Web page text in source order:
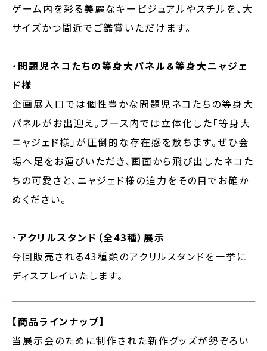
ゲーム内を彩る美麗なキービジュアルやスチルを、大
サイズかつ間近でご鑑賞いただけます。
・ 問題児ネコたちの等身大パネル＆等身大ニャジェ
ド様
企画展入口では個性豊かな問題児ネコたちの等身大
パネルがお出迎え。ブース内では立体化した「等身大
ニャジェド様」が圧倒的な存在感を放ちます。ぜひ会
場へ足をお運びいただき、画面から飛び出したネコた
ちの可愛さと、ニャジェド様の迫力をその目でお確か
めください。
・ アクリルスタンド（全43種）展示
今回販売される43種類のアクリルスタンドを一挙に
ディスプレイいたします。
【商品ラインナップ】
当展示会のために制作された新作グッズが勢ぞろい